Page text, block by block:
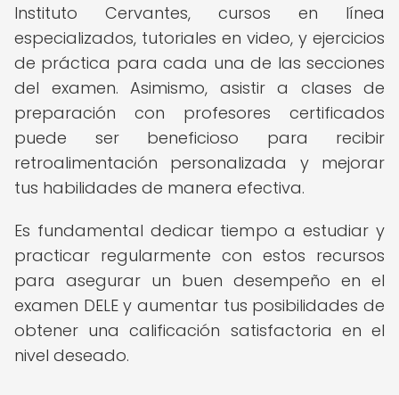
Instituto Cervantes, cursos en línea
especializados, tutoriales en video, y ejercicios
de práctica para cada una de las secciones
del examen. Asimismo, asistir a clases de
preparación con profesores certificados
puede ser beneficioso para recibir
retroalimentación personalizada y mejorar
tus habilidades de manera efectiva.
Es fundamental dedicar tiempo a estudiar y
practicar regularmente con estos recursos
para asegurar un buen desempeño en el
examen DELE y aumentar tus posibilidades de
obtener una calificación satisfactoria en el
nivel deseado.